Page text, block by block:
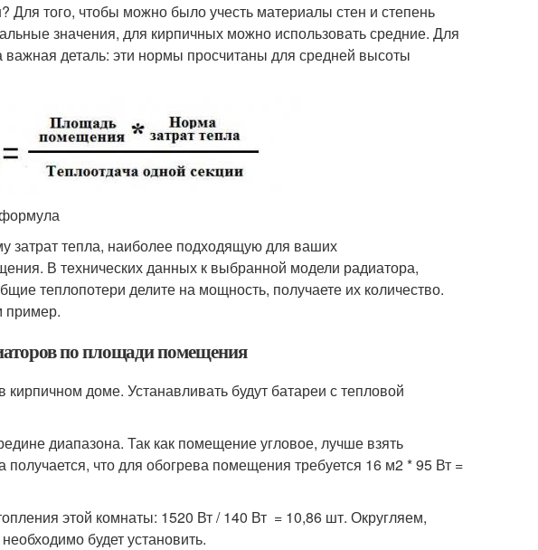
того, чтобы можно было учесть материалы стен и степень
значения, для кирпичных можно использовать средние. Для
деталь: эти нормы просчитаны для средней высоты
формула
тепла, наиболее подходящую для ваших
В технических данных к выбранной модели радиатора,
теплопотери делите на мощность, получаете их количество.
пример.
по площади помещения
кирпичном доме. Устанавливать будут батареи с тепловой
диапазона. Так как помещение угловое, лучше взять
получается, что для обогрева помещения требуется 16 м2* 95 Вт =
этой комнаты: 1520 Вт / 140 Вт = 10,86 шт. Округляем,
будет установить.